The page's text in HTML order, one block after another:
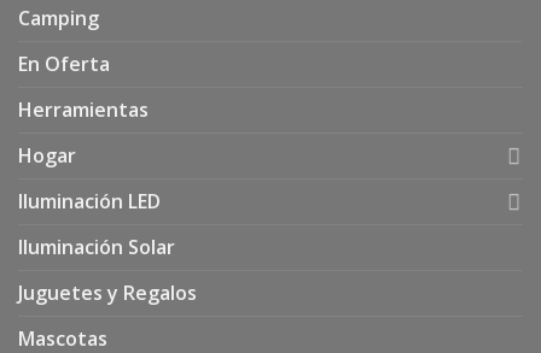
Camping
En Oferta
Herramientas
Hogar
Iluminación LED
Iluminación Solar
Juguetes y Regalos
Mascotas